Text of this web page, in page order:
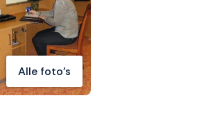
Alle foto's